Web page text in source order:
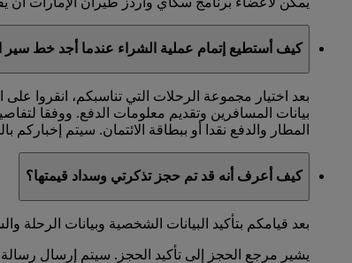
كيف أستطيع إتمام عملية الشراء عندما أجد خط سير
بعد اختيار مجموعة الرحلات التي تناسبكم، انقروا
بيانات المسافرين وتقديم معلومات الدفع. ووفقا
المطار والدفع نقدا أو ببطاقة الائتمان. سيتم إخباركم
كيف أعرف أنه قد تم حجز تذكرتي وسداد قيمتها؟
بعد قيامكم بتأكيد البيانات الشخصية وبيانات
يشير مرجع الحجز إلى تأكيد الحجز. سيتم إرسال رسالة